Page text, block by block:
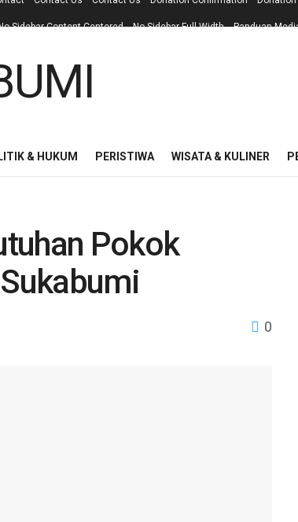
Sidebar Content Centered No Sidebar Full Width Panduan
& HUKUM PERISTIWA WISATA & KULINER
Pokok
0